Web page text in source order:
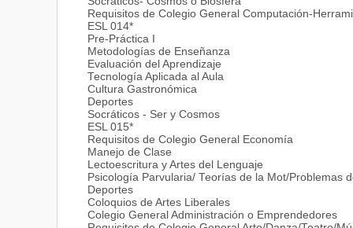
en la administración de instituciones educativas de
investigación y tendrán las bases necesarias para
La mayoría de nuestros graduados trabajan como
Algunos también escogen ingresar a
de investigación de desarrollo y educación. Otros
negocio propio dentro del área de educación.
Requisitos de Colegio General Computación-
ESL 014*
Pre-Práctica I
Metodologías de Enseñanza
Evaluación del Aprendizaje
Tecnología Aplicada al Aula
Cultura Gastronómica
Deportes
Socráticos - Ser y Cosmos
ESL 015*
Requisitos de Colegio General Economía
Manejo de Clase
Lectoescritura y Artes del Lenguaje
Psicología Parvularia/ Teorías de la Mot/Problemas
Deportes
Coloquios de Artes Liberales
Colegio General Administración o Emprendedores